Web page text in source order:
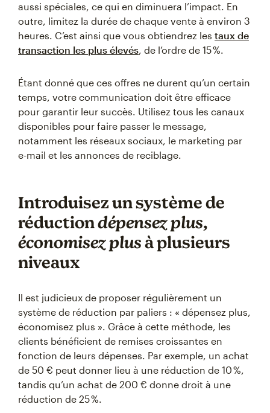
aussi spéciales, ce qui en diminuera l’impact. En
outre, limitez la durée de chaque vente à environ 3
heures. C’est ainsi que vous obtiendrez les taux de
transaction les plus élevés, de l’ordre de 15 %.
Étant donné que ces offres ne durent qu’un certain
temps, votre communication doit être efficace
pour garantir leur succès. Utilisez tous les canaux
disponibles pour faire passer le message,
notamment les réseaux sociaux, le marketing par
e-mail et les annonces de reciblage.
Introduisez un système de
réductiondépensez plus,
économisez plusà plusieurs
niveaux
Il est judicieux de proposer régulièrement un
système de réduction par paliers : « dépensez plus,
économisez plus ». Grâce à cette méthode, les
clients bénéficient de remises croissantes en
fonction de leurs dépenses. Par exemple, un achat
de 50 € peut donner lieu à une réduction de 10 %,
tandis qu’un achat de 200 € donne droit à une
réduction de 25 %.